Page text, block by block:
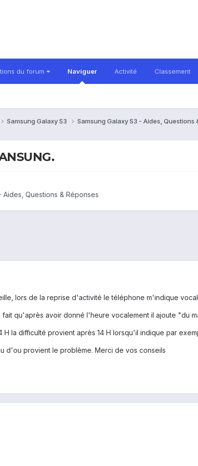
du forum Naviguer Activité Classement
Samsung Galaxy S3 Samsung Galaxy S3 - Aides, Questions
Aides, Questions & Réponses
lors de la reprise d'activité le téléphone m'indique
qu'après avoir donné l'heure vocalement il ajoute "du
H la difficulté provient après 14 H lorsqu'il indique par
d'ou provient le problème. Merci de vos conseils